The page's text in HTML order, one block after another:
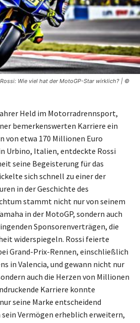
Wie viel hat der MotoGP-Star wirklich? | ©
Held im Motorradrennsport,
bemerkenswerten Karriere ein
von etwa 170 Millionen Euro
Urbino, Italien, entdeckte Rossi
seine Begeisterung für das
sich schnell zu einer der
in der Geschichte des
stammt nicht nur von seinem
in der MotoGP, sondern auch
Sponsorenverträgen, die
widerspiegeln. Rossi feierte
Grand-Prix-Rennen, einschließlich
in Valencia, und gewann nicht nur
auch die Herzen von Millionen
Karriere konnte
seine Marke entscheidend
Vermögen erheblich erweitern,